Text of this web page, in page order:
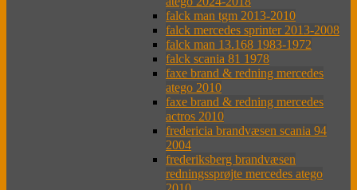
falck man tgm 2013-2010
falck mercedes sprinter 2013-2008
falck man 13.168 1983-1972
falck scania 81 1978
faxe brand & redning mercedes
atego 2010
faxe brand & redning mercedes
actros 2010
fredericia brandvæsen scania 94
2004
frederiksberg brandvæsen
redningssprøjte mercedes atego